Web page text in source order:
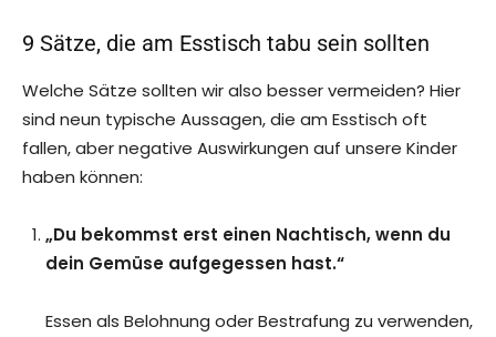
9 Sätze, die am Esstisch tabu sein sollten
Welche Sätze sollten wir also besser vermeiden? Hier
sind neun typische Aussagen, die am Esstisch oft
fallen, aber negative Auswirkungen auf unsere Kinder
haben können:
„Du bekommst erst einen Nachtisch, wenn du
dein Gemüse aufgegessen hast.“
Essen als Belohnung oder Bestrafung zu verwenden,